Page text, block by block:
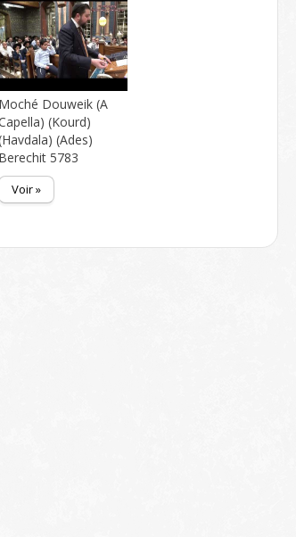
Moché Douweik (A
(Kourd)
(Ades)
Berechit 5783
Voir »